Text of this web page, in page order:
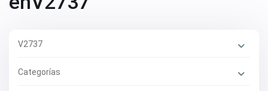
V2737
Categorías